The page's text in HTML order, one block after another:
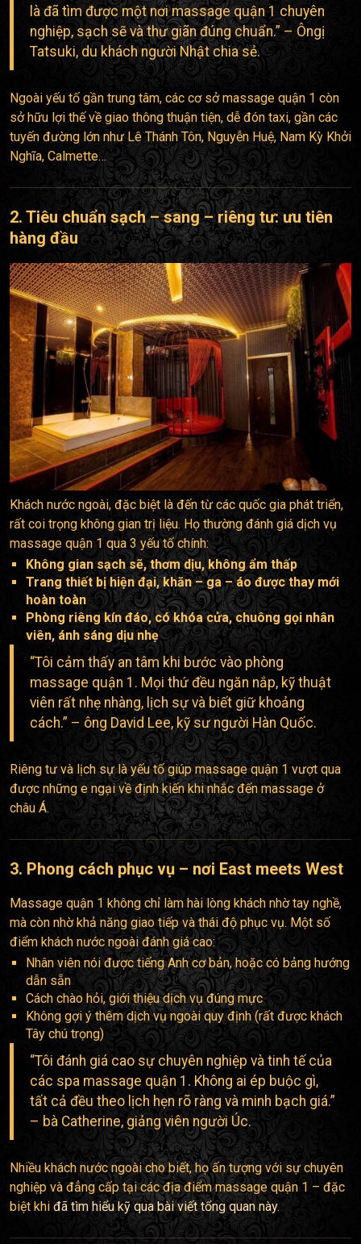
là đã tìm được một nơi massage quận 1 chuyên
nghiệp, sạch sẽ và thư giãn đúng chuẩn.” – Ôngị
Tatsuki, du khách người Nhật chia sẻ.
Ngoài yếu tố gần trung tâm, các cơ sở massage quận 1 còn
sở hữu lợi thế về giao thông thuận tiện, dễ đón taxi, gần các
tuyến đường lớn như Lê Thánh Tôn, Nguyễn Huệ, Nam Kỳ Khởi
Nghĩa, Calmette…
2. Tiêu chuẩn sạch – sang – riêng tư: ưu tiên
hàng đầu
Khách nước ngoài, đặc biệt là đến từ các quốc gia phát triển,
rất coi trọng không gian trị liệu. Họ thường đánh giá dịch vụ
massage quận 1 qua 3 yếu tố chính:
Không gian sạch sẽ, thơm dịu, không ẩm thấp
Trang thiết bị hiện đại, khăn – ga – áo được thay mới
hoàn toàn
Phòng riêng kín đáo, có khóa cửa, chuông gọi nhân
viên, ánh sáng dịu nhẹ
“Tôi cảm thấy an tâm khi bước vào phòng
massage quận 1. Mọi thứ đều ngăn nắp, kỹ thuật
viên rất nhẹ nhàng, lịch sự và biết giữ khoảng
cách.” – ông David Lee, kỹ sư người Hàn Quốc.
Riêng tư và lịch sự là yếu tố giúp massage quận 1 vượt qua
được những e ngại về định kiến khi nhắc đến massage ở
châu Á.
3. Phong cách phục vụ – nơi East meets West
Massage quận 1 không chỉ làm hài lòng khách nhờ tay nghề,
mà còn nhờ khả năng giao tiếp và thái độ phục vụ. Một số
điểm khách nước ngoài đánh giá cao:
Nhân viên nói được tiếng Anh cơ bản, hoặc có bảng hướng
dẫn sẵn
Cách chào hỏi, giới thiệu dịch vụ đúng mực
Không gợi ý thêm dịch vụ ngoài quy định (rất được khách
Tây chú trọng)
“Tôi đánh giá cao sự chuyên nghiệp và tinh tế của
các spa massage quận 1. Không ai ép buộc gì,
tất cả đều theo lịch hẹn rõ ràng và minh bạch giá.”
– bà Catherine, giảng viên người Úc.
Nhiều khách nước ngoài cho biết, họ ấn tượng với sự chuyên
nghiệp và đẳng cấp tại các địa điểm massage quận 1 – đặc
biệt khi đã tìm hiểu kỹ qua bài viết tổng quan này.